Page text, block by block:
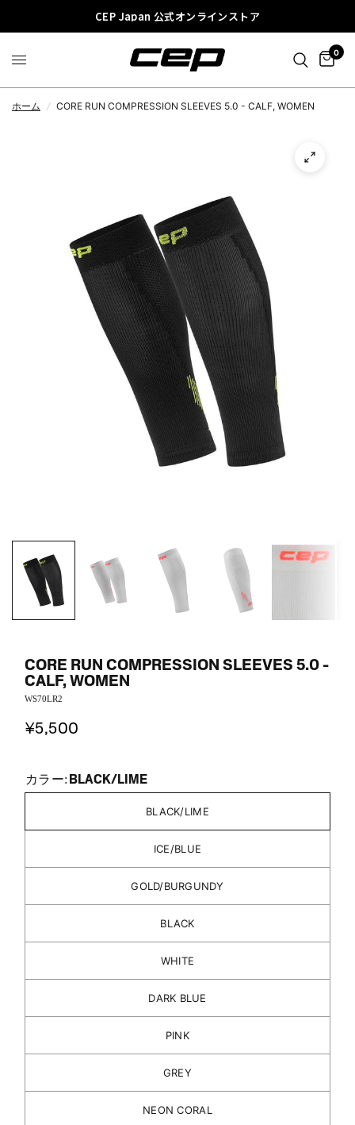
CEP Japan 公式オンラインストア
0
ホーム / CORE RUN COMPRESSION SLEEVES 5.0 - CALF, WOMEN
CORE RUN COMPRESSION SLEEVES 5.0 -
CALF, WOMEN
WS70LR2
¥5,500
カラー: BLACK/LIME
BLACK/LIME
ICE/BLUE
GOLD/BURGUNDY
BLACK
WHITE
DARK BLUE
PINK
GREY
NEON CORAL